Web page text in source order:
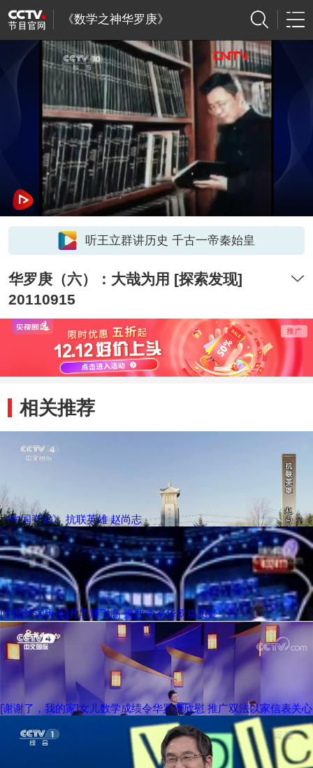
《数学之神华罗庚》
听王立群讲历史 千古一帝秦始皇
华罗庚（六）：大哉为用 [探索发现]
20110915
相关推荐
《中国脊梁》 抗联英雄 赵尚志
[中国诗词大会]月黑雁飞高 遭数学家华罗庚质疑
[谢谢了，我的家]女儿数学成绩令华罗庚欣慰 推广双法以家信表关心